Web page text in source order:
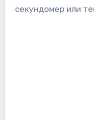
секундомер или